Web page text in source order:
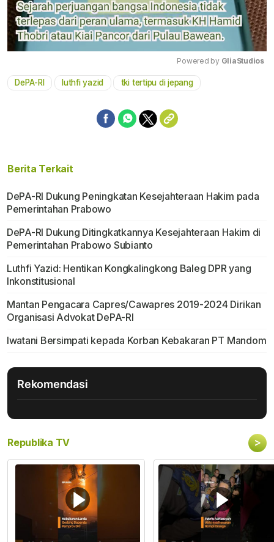
Powered by GliaStudios
DePA-RI luthfi yazid tki tertipu di jepang
Berita Terkait
DePA-RI Dukung Peningkatan Kesejahteraan Hakim pada
Pemerintahan Prabowo
DePA-RI Dukung Ditingkatkannya Kesejahteraan Hakim di
Pemerintahan Prabowo Subianto
Luthfi Yazid: Hentikan Kongkalingkong Baleg DPR yang
Inkonstitusional
Mantan Pengacara Capres/Cawapres 2019-2024 Dirikan
Organisasi Advokat DePA-RI
Iwatani Bersimpati kepada Korban Kebakaran PT Mandom
Rekomendasi
Republika TV >